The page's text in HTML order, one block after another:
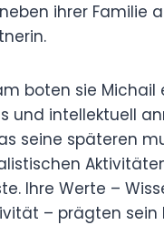
ihrer Familie
boten sie Michail
und intellektuell
seine späteren
Ihre Werte –
– prägten sein